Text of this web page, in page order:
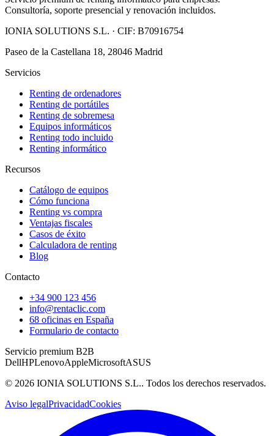
Consultoría, soporte presencial y renovación incluidos.
IONIA SOLUTIONS S.L. · CIF: B70916754
Paseo de la Castellana 18, 28046 Madrid
Servicios
Renting de ordenadores
Renting de portátiles
Renting de sobremesa
Equipos informáticos
Renting todo incluido
Renting informático
Recursos
Catálogo de equipos
Cómo funciona
Renting vs compra
Ventajas fiscales
Casos de éxito
Calculadora de renting
Blog
Contacto
+34 900 123 456
info@rentaclic.com
68 oficinas en España
Formulario de contacto
Servicio premium B2B
DellHPLenovoAppleMicrosoftASUS
© 2026 IONIA SOLUTIONS S.L.. Todos los derechos reservados.
Aviso legalPrivacidadCookies